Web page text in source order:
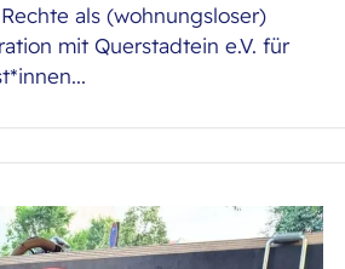
als (wohnungsloser)
mit Querstadtein e.V. für